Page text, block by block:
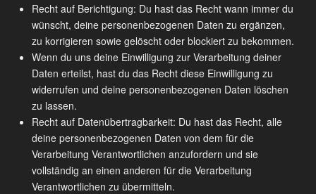
Recht auf Berichtigung: Du hast das Recht wann immer du
wünscht, deine personenbezogenen Daten zu ergänzen,
zu korrigieren sowie gelöscht oder blockiert zu bekommen.
Wenn du uns deine Einwilligung zur Verarbeitung deiner
Daten erteilst, hast du das Recht diese Einwilligung zu
widerrufen und deine personenbezogenen Daten löschen
zu lassen.
Recht auf Datenübertragbarkeit: Du hast das Recht, alle
deine personenbezogenen Daten von dem für die
Verarbeitung Verantwortlichen anzufordern und sie
vollständig an einen anderen für die Verarbeitung
Verantwortlichen zu übermitteln.